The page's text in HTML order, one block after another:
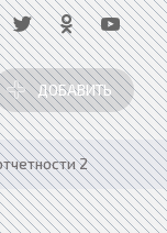
ДОБАВИТЬ
2